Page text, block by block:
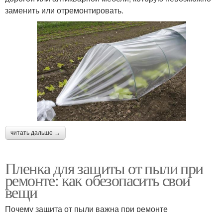
заменить или отремонтировать.
читать дальше →
Пленка для защиты от пыли при
ремонте: как обезопасить свои
вещи
Почему защита от пыли важна при ремонте